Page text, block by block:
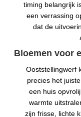
timing belangrijk
een verrassing
dat de
Bloemen voor
Ooststellingwerf
precies het
een huis
warmte
zijn frisse, lichte